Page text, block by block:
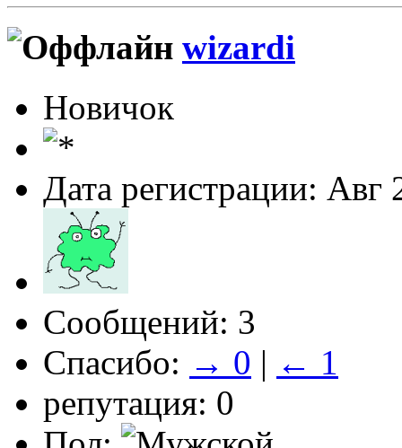
wizardi
Новичок
Дата регистрации: Авг
Сообщений: 3
Спасибо: → 0 | ← 1
репутация: 0